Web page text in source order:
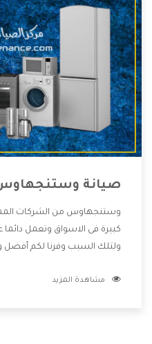
صيانة وستنجهاوس
وستنجهاوس من الشركات
كبيرة فى الاسواق وتعمل دائما
ولتلك السبب وفرنا لكم أفضل
بتصليح جميع المنتجات دون اى
مشاهدة المزيد